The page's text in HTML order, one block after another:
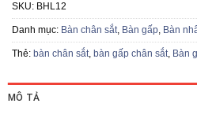
SKU: BHL12
Danh mục: Bàn chân sắt, Bàn gấp, Bàn
Thẻ: bàn chân sắt, bàn gấp chân sắt, Bàn
MÔ TẢ